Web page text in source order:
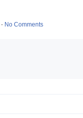
- No Comments